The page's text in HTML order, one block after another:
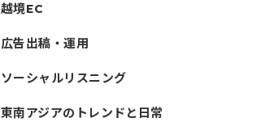
東南アジアのトレンドと日常
越境EC
広告出稿・運用
ソーシャルリスニング